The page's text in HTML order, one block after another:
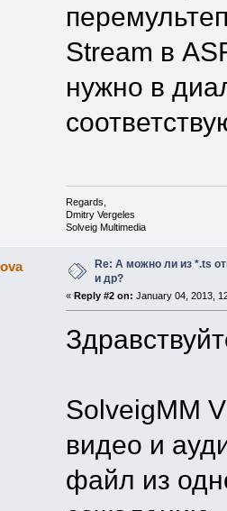
Stream в
нужно в
Regards,
Dmitry Vergeles
Solveig Multimedia
Re: А можно ли из *.ts
и др?
« Reply #2 on: January 04, 2013,
SolveigMM
видео и
файл из